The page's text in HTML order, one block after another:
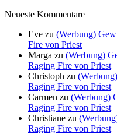
Neueste Kommentare
Eve zu (Werbung)
Fire von Priest
Marga zu (Werbung)
Raging Fire von Priest
Christoph zu
Raging Fire von Priest
Carmen zu (Werbung)
Raging Fire von Priest
Christiane zu
Raging Fire von Priest